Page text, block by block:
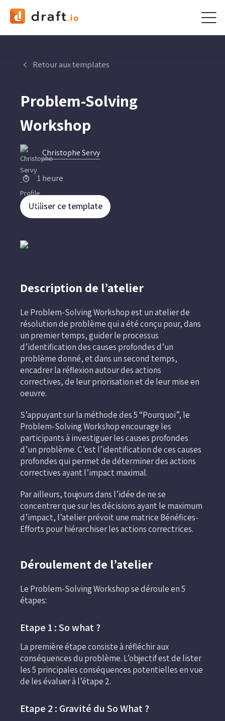
Skip
content
Retour aux templates
Problem-Solving
Workshop
Christophe Servy
Utiliser ce template
1 heure
Description de l’atelier
Le Problem-Solving Workshop est un atelier de
résolution de problème qui a été conçu pour, dans
un premier temps, guider le processus
d’identification des causes profondes d’un
problème donné, et dans un second temps,
encadrer la réflexion autour des actions
correctives, de leur priorisation et de leur mise en
oeuvre.
S’appuyant sur la méthode des 5 “Pourquoi”, le
Problem-Solving Workshop encourage les
participants à investiguer les causes profondes
d’un problème. C’est l’identification de ces causes
profondes qui permet de déterminer des actions
correctives ayant l’impact maximal.
Par ailleurs, toujours dans l’idée de ne se
concentrer que sur les décisions ayant le maximum
d’impact, l’atelier prévoit une matrice Bénéfices-
Efforts pour hiérarchiser les actions correctrices.
Déroulement de l’atelier
Le Problem-Solving Workshop se déroule en 5
étapes:
Etape 1 : So what ?
La première étape consiste à réfléchir aux
conséquences du problème. L’objectif est de lister
les 5 principales conséquences potentielles en vue
de les évaluer à l’étape 2.
Etape 2 : Gravité du So What ?